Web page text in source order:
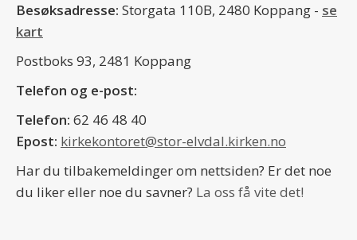
Besøksadresse: Storgata 110B, 2480 Koppang - se
kart
Postboks 93, 2481 Koppang
Telefon og e-post:
Telefon: 62 46 48 40
Epost: kirkekontoret@stor-elvdal.kirken.no
Har du tilbakemeldinger om nettsiden? Er det noe
du liker eller noe du savner? La oss få vite det!